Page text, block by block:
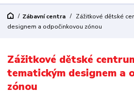
Zábavní centra
Zážitkové dětské
designem a odpočinkovou zónou
Zážitkové dětské
tematickým designem a
zónou